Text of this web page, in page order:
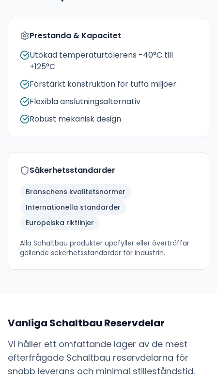
Prestanda & Kapacitet
Utökad temperaturtolerens -40°C till
+125°C
Förstärkt konstruktion för tuffa miljöer
Flexibla anslutningsalternativ
Robust mekanisk design
Säkerhetsstandarder
Branschens kvalitetsnormer
Internationella standarder
Europeiska riktlinjer
Alla Schaltbau produkter uppfyller eller överträffar
gällande säkerhetsstandarder för industrin.
Vanliga Schaltbau Reservdelar
Vi håller ett omfattande lager av de mest
efterfrågade Schaltbau reservdelarna för
snabb leverans och minimal stilleståndstid.